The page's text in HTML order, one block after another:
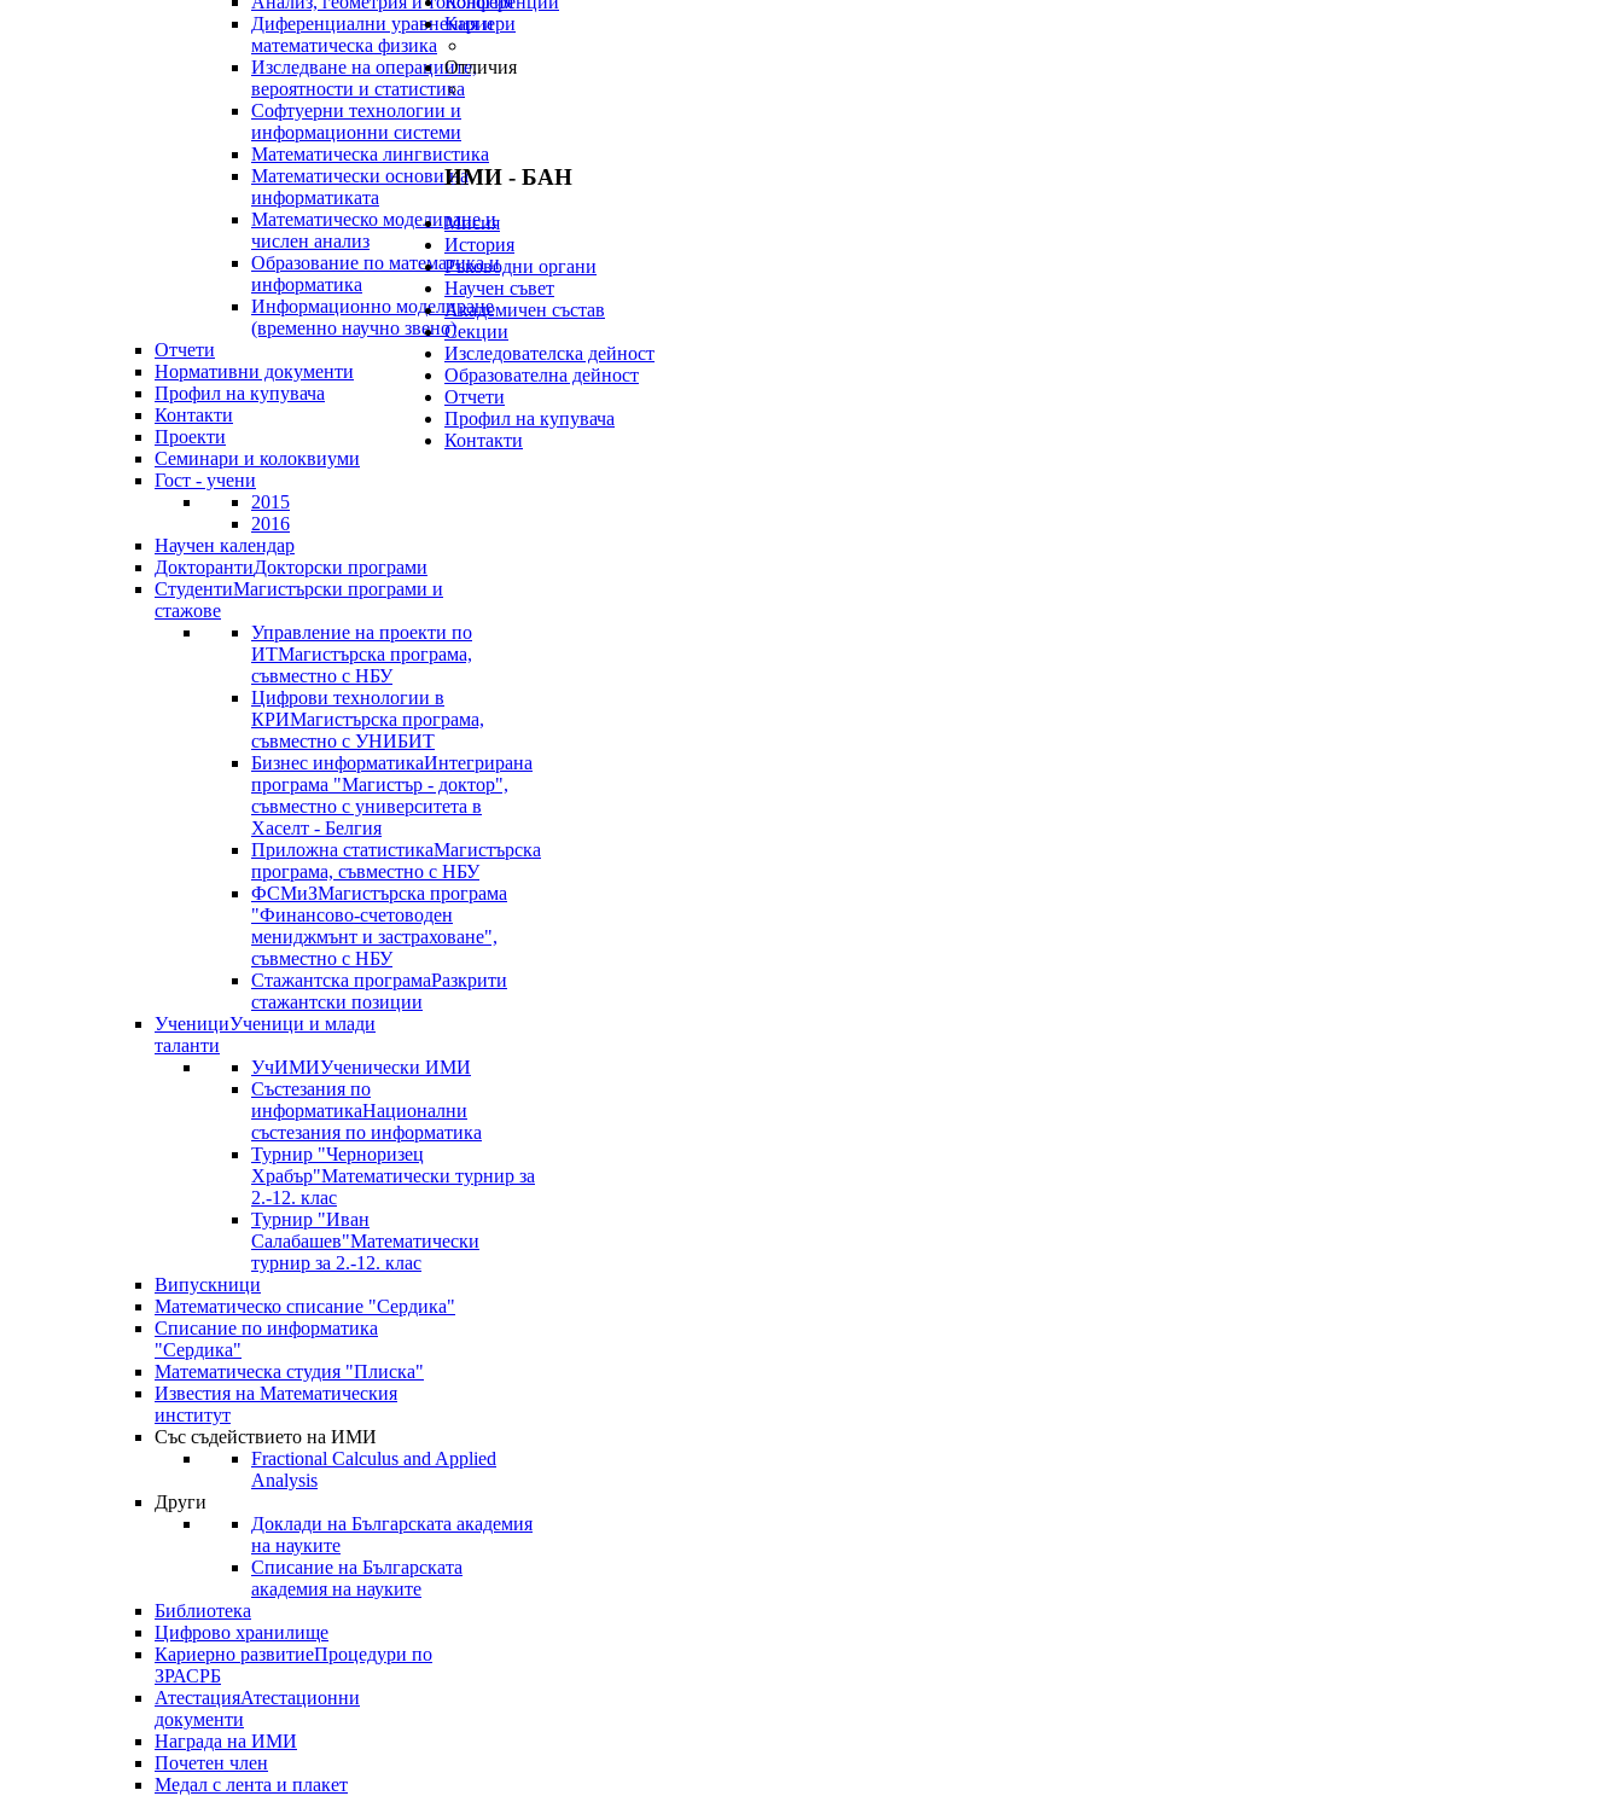
Диференциални уравнения и
математическа физика
Изследване на операциите,
вероятности и статистика
Софтуерни технологии и
информационни системи
Математическа лингвистика
Математически основи на
информатиката
Математическо моделиране и
числен анализ
Образование по математика и
информатика
Информационно моделиране
(временно научно звено)
Отчети
Нормативни документи
Профил на купувача
Контакти
Проекти
Семинари и колоквиуми
Гост - учени
2015
2016
Научен календар
ДокторантиДокторски програми
СтудентиМагистърски програми и
стажове
Управление на проекти по
ИТМагистърска програма,
съвместно с НБУ
Цифрови технологии в
КРИМагистърска програма,
съвместно с УНИБИТ
Бизнес информатикаИнтегрирана
програма "Магистър - доктор",
съвместно с университета в
Хаселт - Белгия
Приложна статистикаМагистърска
програма, съвместно с НБУ
ФСМиЗМагистърска програма
"Финансово-счетоводен
мениджмънт и застраховане",
съвместно с НБУ
Стажантска програмаРазкрити
стажантски позиции
УченициУченици и млади
таланти
УчИМИУченически ИМИ
Състезания по
информатикаНационални
състезания по информатика
Турнир "Черноризец
Храбър"Математически турнир за
2.-12. клас
Турнир "Иван
Салабашев"Математически
турнир за 2.-12. клас
Випускници
Математическо списание "Сердика"
Списание по информатика
"Сердика"
Математическа студия "Плиска"
Известия на Математическия
институт
Със съдействието на ИМИ
Fractional Calculus and Applied
Analysis
Други
Доклади на Българската академия
на науките
Списание на Българската
академия на науките
Библиотека
Цифрово хранилище
Кариери
Кариерно развитиеПроцедури по
ЗРАСРБ
АтестацияАтестационни
документи
Отличия
Награда на ИМИ
Почетен член
Медал с лента и плакет
ИМИ - БАН
Мисия
История
Ръководни органи
Научен съвет
Академичен състав
Секции
Изследователска дейност
Образователна дейност
Отчети
Профил на купувача
Контакти